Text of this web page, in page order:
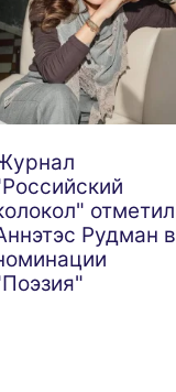
отметил
Рудман в